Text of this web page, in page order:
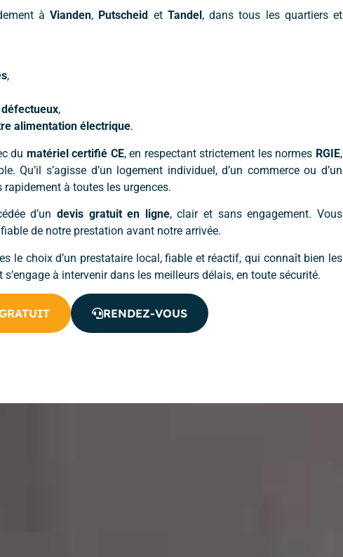
àVianden, Putscheid et Tandel, dans tous les quartiers et
,
,
alimentation électrique.
du matériel certifié CE, en respectant strictement les normes RGIE,
Qu’il s’agisse d’un logement individuel, d’un commerce ou d’un
à toutes les urgences.
d’un devis gratuit en ligne, clair et sans engagement. Vous
de notre prestation avant notre arrivée.
le choix d’un prestataire local, fiable et réactif, qui connaît bien les
s’engage à intervenir dans les meilleurs délais, en toute sécurité.
RENDEZ-VOUS